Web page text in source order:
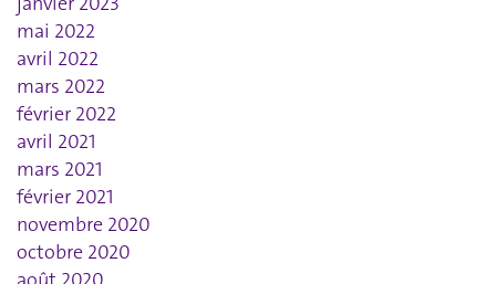
mai 2022
avril 2022
mars 2022
février 2022
avril 2021
mars 2021
février 2021
novembre 2020
octobre 2020